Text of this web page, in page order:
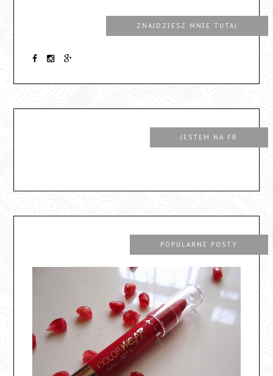
ZNAJDZIESZ MNIE TUTAJ
JESTEM NA FB
POPULARNE POSTY